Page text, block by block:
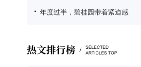
年度过半，碧桂园带着紧迫感